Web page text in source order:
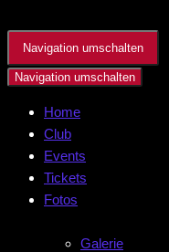
Navigation umschalten
Navigation umschalten
Home
Club
Events
Tickets
Fotos
Galerie